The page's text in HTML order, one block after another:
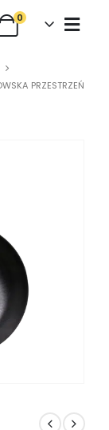
0
PRZESTRZEŃ